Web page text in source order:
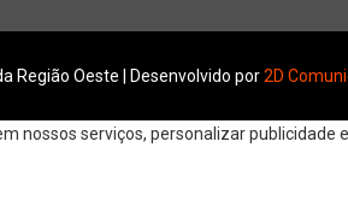
Região Oeste | Desenvolvido por2D
nossos serviços, personalizar